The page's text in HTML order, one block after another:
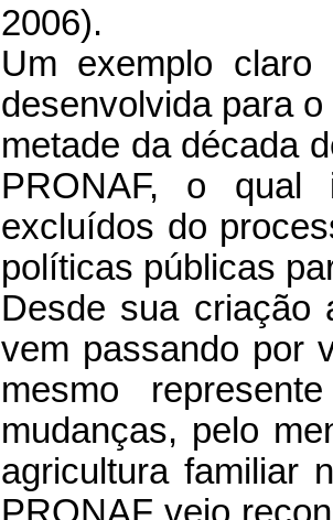
2006).
Um exemplo
desenvolvida para
metade da década
PRONAF, o qual
excluídos do
políticas públicas
Desde sua criação
vem passando por
mesmo
mudanças, pelo
agricultura familiar